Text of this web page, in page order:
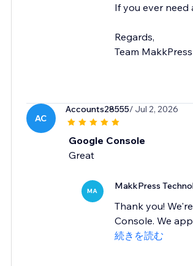
If you ever need
Regards,
Team
AC
Accounts28555/ Jul 2, 2026
Google Console
Great
MA MakkPress
Thank you!
Console. We
続きを読む